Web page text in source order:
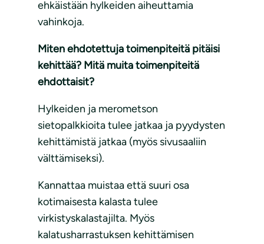
ehkäistään hylkeiden aiheuttamia
vahinkoja.
Miten ehdotettuja toimenpiteitä pitäisi
kehittää? Mitä muita toimenpiteitä
ehdottaisit?
Hylkeiden ja merometson
sietopalkkioita tulee jatkaa ja pyydysten
kehittämistä jatkaa (myös sivusaaliin
välttämiseksi).
Kannattaa muistaa että suuri osa
kotimaisesta kalasta tulee
virkistyskalastajilta. Myös
kalatusharrastuksen kehittämisen